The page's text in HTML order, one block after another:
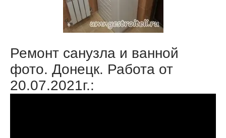
Ремонт санузла и ванной
фото. Донецк. Работа от
20.07.2021г.: